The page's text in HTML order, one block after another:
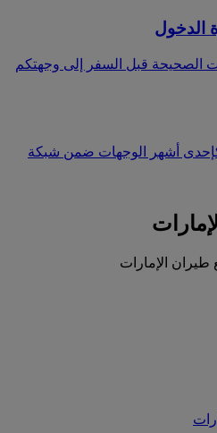
الدخول
الصحيحة قبل السفر إلى وجهتكم
كإحدى أشهر الوجهات ضمن شبكة
طيران الإمارات